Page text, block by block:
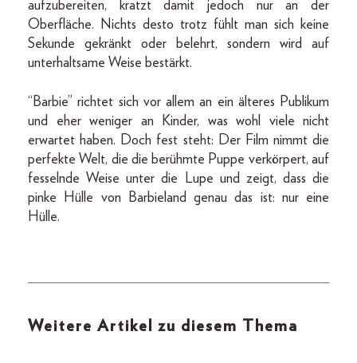
aufzubereiten, kratzt damit jedoch nur an der
Oberfläche. Nichts desto trotz fühlt man sich keine
Sekunde gekränkt oder belehrt, sondern wird auf
unterhaltsame Weise bestärkt.
“Barbie” richtet sich vor allem an ein älteres Publikum
und eher weniger an Kinder, was wohl viele nicht
erwartet haben. Doch fest steht: Der Film nimmt die
perfekte Welt, die die berühmte Puppe verkörpert, auf
fesselnde Weise unter die Lupe und zeigt, dass die
pinke Hülle von Barbieland genau das ist: nur eine
Hülle.
Weitere Artikel zu diesem Thema